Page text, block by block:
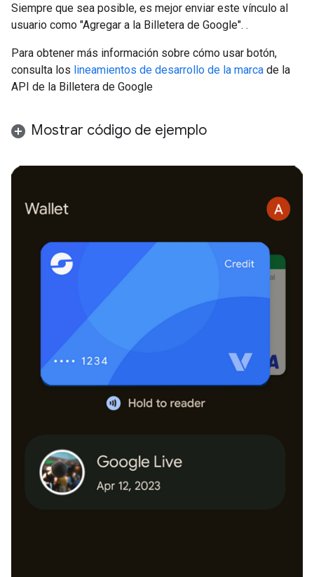
Siempre que sea posible, es mejor enviar este vínculo al
usuario como "Agregar a la Billetera de Google". .
Para obtener más información sobre cómo usar botón,
consulta los lineamientos de desarrollo de la marca de la
API de la Billetera de Google
Mostrar código de ejemplo